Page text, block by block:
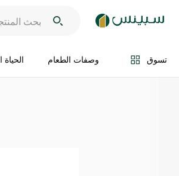
تسوق وصفات الطعام
اضف الى السلة